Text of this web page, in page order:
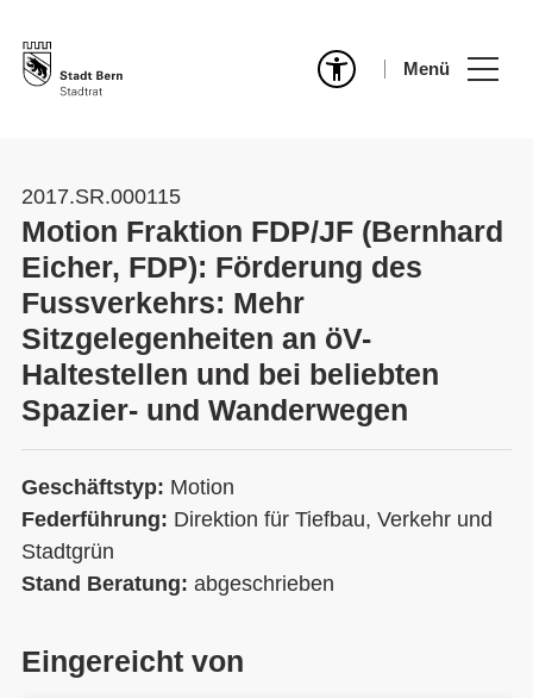
Menü
2017.SR.000115
Motion Fraktion FDP/JF (Bernhard
Eicher, FDP): Förderung des
Fussverkehrs: Mehr
Sitzgelegenheiten an öV-
Haltestellen und bei beliebten
Spazier- und Wanderwegen
Geschäftstyp: Motion
Federführung: Direktion für Tiefbau, Verkehr und
Stadtgrün
Stand Beratung: abgeschrieben
Eingereicht von